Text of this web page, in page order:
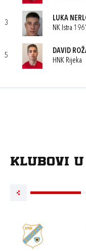
3
LUKA
NK Istra 1961
5
DAVID
HNK Rijeka
Klubovi